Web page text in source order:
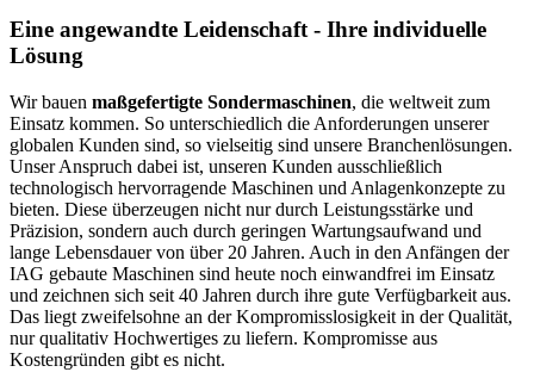
Eine angewandte Leidenschaft - Ihre individuelle
Lösung
Wir bauen maßgefertigte Sondermaschinen, die weltweit zum
Einsatz kommen. So unterschiedlich die Anforderungen unserer
globalen Kunden sind, so vielseitig sind unsere Branchenlösungen.
Unser Anspruch dabei ist, unseren Kunden ausschließlich
technologisch hervorragende Maschinen und Anlagenkonzepte zu
bieten. Diese überzeugen nicht nur durch Leistungsstärke und
Präzision, sondern auch durch geringen Wartungsaufwand und
lange Lebensdauer von über 20 Jahren. Auch in den Anfängen der
IAG gebaute Maschinen sind heute noch einwandfrei im Einsatz
und zeichnen sich seit 40 Jahren durch ihre gute Verfügbarkeit aus.
Das liegt zweifelsohne an der Kompromisslosigkeit in der Qualität,
nur qualitativ Hochwertiges zu liefern. Kompromisse aus
Kostengründen gibt es nicht.